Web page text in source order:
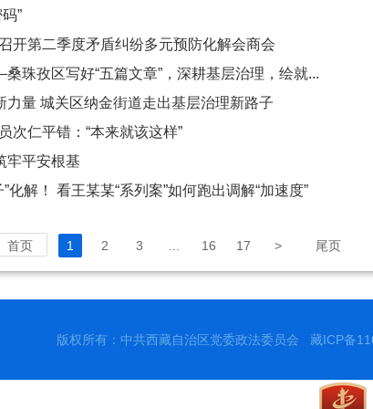
”
开第二季度矛盾纠纷多元预防化解会商会
珠孜区写好“五篇文章”，深耕基层治理，绘就...
力量 城关区纳金街道走出基层治理新路子
次仁平错：“本来就该这样”
牢平安根基
化解！ 看王某某“系列案”如何跑出调解“加速度”
首页 1 2 3 16 17 > 尾页
版权所有：中共西藏自治区党委政法委员会 藏ICP备